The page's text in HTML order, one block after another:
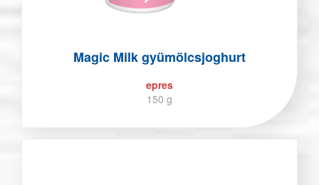
Magic Milk gyümölcsjoghurt
epres
150 g